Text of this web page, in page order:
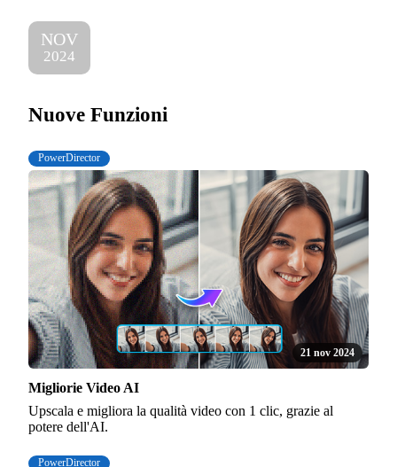
NOV
2024
Nuove Funzioni
PowerDirector
21 nov 2024
Migliorie Video AI
Upscala e migliora la qualità video con 1 clic, grazie al
potere dell'AI.
PowerDirector